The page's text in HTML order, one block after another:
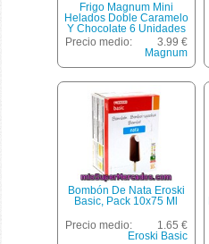
Frigo Magnum Mini
Helados Doble Caramelo
Y Chocolate 6 Unidades
Estuche 360 Ml
Precio medio:
3.99 €
Magnum
Bombón De Nata Eroski
Basic, Pack 10x75 Ml
Precio medio:
1.65 €
Eroski Basic